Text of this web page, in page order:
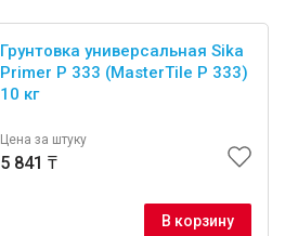
Грунтовка универсальная Sika
Primer P 333 (MasterTile P 333)
10 кг
Цена за штуку
5 841 ₸
В корзину